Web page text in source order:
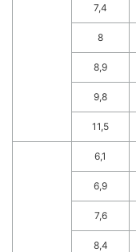
7,4
8
8,9
9,8
11,5
6,1
6,9
7,6
8,4